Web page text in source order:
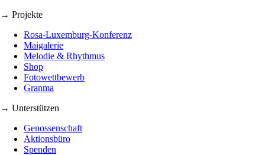
→ Projekte
Rosa-Luxemburg-Konferenz
Maigalerie
Melodie & Rhythmus
Shop
Fotowettbewerb
Granma
→ Unterstützen
Genossenschaft
Aktionsbüro
Spenden